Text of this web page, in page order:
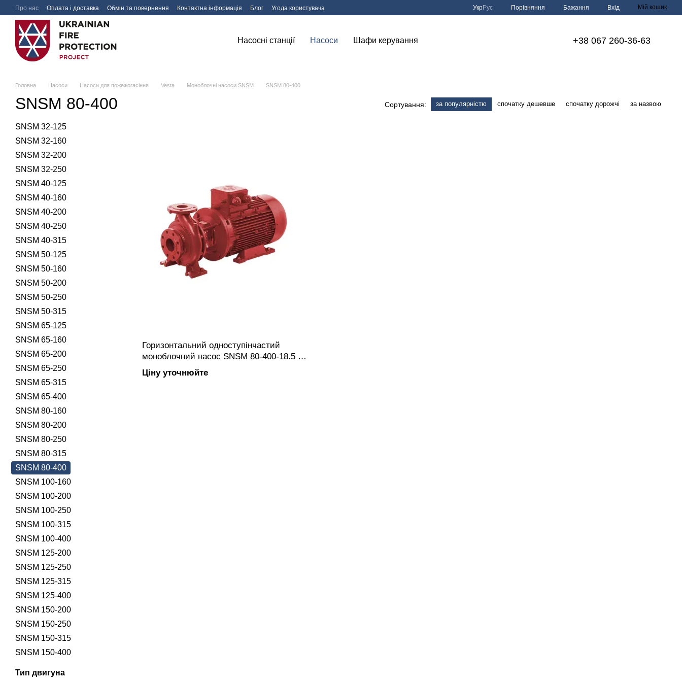
Перейти до основного контенту
Про нас Оплата і доставка Обмін та повернення Контактна інформація Блог Угода користувача УкрРус Порівняння Бажання Вхід Мій кошик
Насосні станції Насоси Шафи керування +38 067 260-36-63
Головна Насоси Насоси для пожежогасіння Vesta Моноблочні насоси SNSM SNSM 80-400
SNSM 80-400 Сортування: за популярністю спочатку дешевше спочатку дорожчі за назвою
Горизонтальний одноступінчастий
моноблочний насос SNSM 80-400-18.5 з
закритим робочим колесом, фланцевим
підключенням, жорсткою муфтою,
Ціну уточнюйте
SNSM 32-125
SNSM 32-160
SNSM 32-200
SNSM 32-250
SNSM 40-125
SNSM 40-160
SNSM 40-200
SNSM 40-250
SNSM 40-315
SNSM 50-125
SNSM 50-160
SNSM 50-200
SNSM 50-250
SNSM 50-315
SNSM 65-125
SNSM 65-160
SNSM 65-200
SNSM 65-250
SNSM 65-315
SNSM 65-400
SNSM 80-160
SNSM 80-200
SNSM 80-250
SNSM 80-315
SNSM 80-400
SNSM 100-160
SNSM 100-200
SNSM 100-250
SNSM 100-315
SNSM 100-400
SNSM 125-200
SNSM 125-250
SNSM 125-315
SNSM 125-400
SNSM 150-200
SNSM 150-250
SNSM 150-315
SNSM 150-400
Тип двигуна